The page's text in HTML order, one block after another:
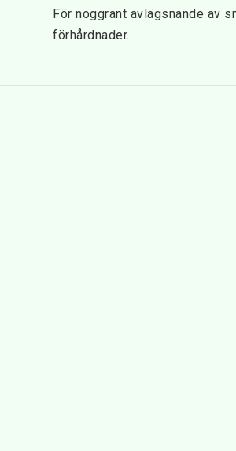
För noggrant avlägsnande av
förhårdnader.